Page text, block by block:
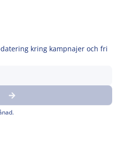
kring kampnajer och fri
Submit